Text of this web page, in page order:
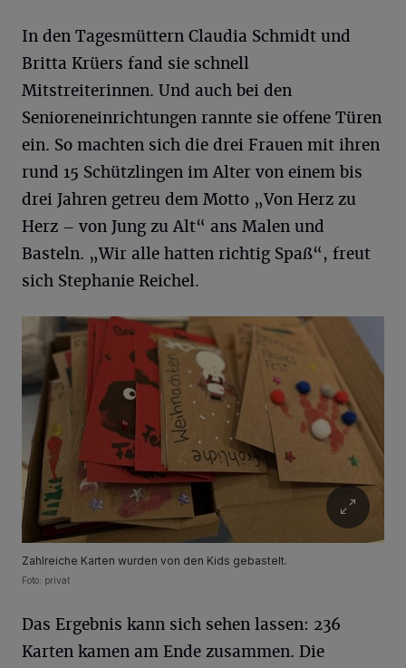
In den Tagesmüttern Claudia Schmidt und
Britta Krüers fand sie schnell
Mitstreiterinnen. Und auch bei den
Senioreneinrichtungen rannte sie offene Türen
ein. So machten sich die drei Frauen mit ihren
rund 15 Schützlingen im Alter von einem bis
drei Jahren getreu dem Motto „Von Herz zu
Herz – von Jung zu Alt“ ans Malen und
Basteln. „Wir alle hatten richtig Spaß“, freut
sich Stephanie Reichel.
Zahlreiche Karten wurden von den Kids gebastelt.
Foto: privat
Das Ergebnis kann sich sehen lassen: 236
Karten kamen am Ende zusammen. Die